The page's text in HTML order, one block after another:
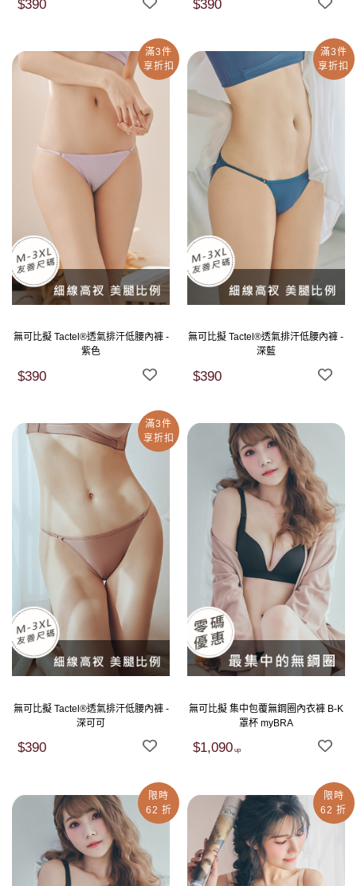
$390 $390
滿3件
享折扣
無可比擬 Tactel®透氣排汗低腰內褲 -
紫色
$390
滿3件
享折扣
無可比擬 Tactel®透氣排汗低腰內褲 -
深藍
$390
滿3件
享折扣
無可比擬 Tactel®透氣排汗低腰內褲 -
深可可
$390
無可比擬 集中包覆無鋼圈內衣褲 B-K
罩杯 myBRA
$1,090
限時
62 折
限時
62 折